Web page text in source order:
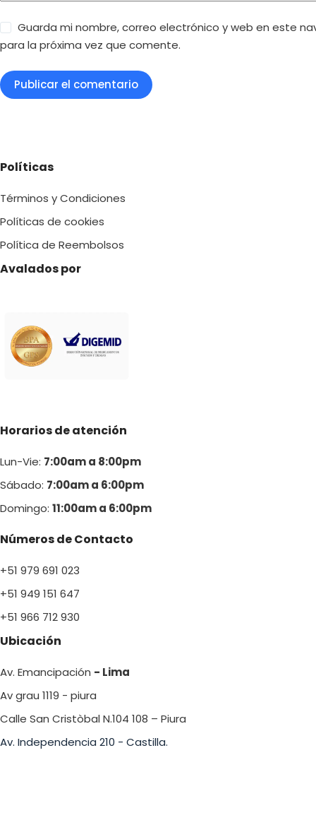
Guarda mi nombre, correo electrónico y web en este
para la próxima vez que comente.
Publicar el comentario
Políticas
Términos y Condiciones
Políticas de cookies
Política de Reembolsos
Avalados por
Horarios de atención
Lun-Vie: 7:00am a 8:00pm
Sábado: 7:00am a 6:00pm
Domingo: 11:00am a 6:00pm
Números de Contacto
+51 979 691 023
+51 949 151 647
+51 966 712 930
Ubicación
Av. Emancipación - Lima
Av grau 1119 - piura
Calle San Cristòbal N.104 108 – Piura
Av. Independencia 210 - Castilla.